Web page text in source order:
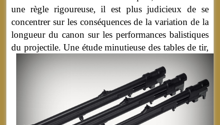
une règle rigoureuse, il est plus judicieux de se
concentrer sur les conséquences de la variation de la
longueur du canon sur les performances balistiques
du projectile.Une étude minutieuse des tables de tir,